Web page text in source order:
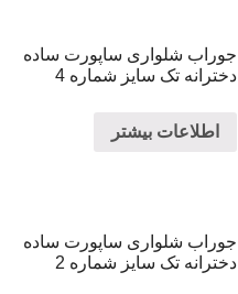
جوراب شلواری ساپورت ساده
دخترانه تک سایز شماره 4
اطلاعات بیشتر
جوراب شلواری ساپورت ساده
دخترانه تک سایز شماره 2